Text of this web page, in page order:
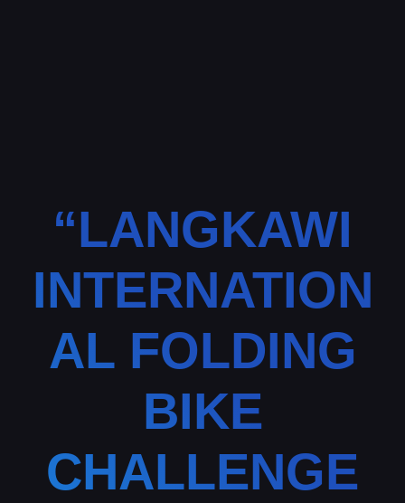
“LANGKAWI
INTERNATION
AL FOLDING
BIKE
CHALLENGE